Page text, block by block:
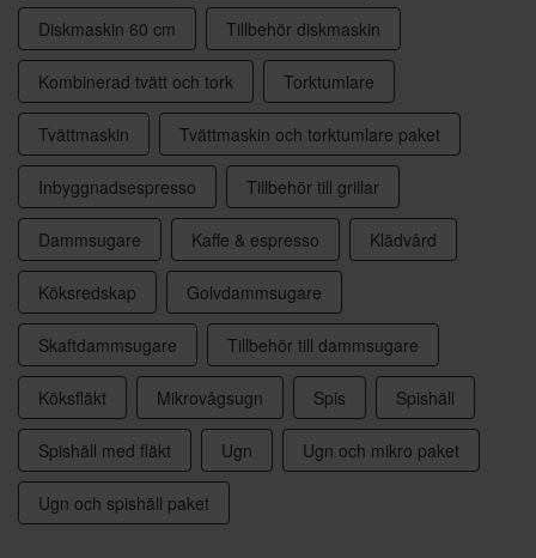
Diskmaskin 60 cm Tillbehör diskmaskin
Kombinerad tvätt och tork Torktumlare
Tvättmaskin Tvättmaskin och torktumlare paket
Inbyggnadsespresso Tillbehör till grillar
Dammsugare Kaffe & espresso Klädvård
Köksredskap Golvdammsugare
Skaftdammsugare Tillbehör till dammsugare
Köksfläkt Mikrovågsugn Spis Spishäll
Spishäll med fläkt Ugn Ugn och mikro paket
Ugn och spishäll paket